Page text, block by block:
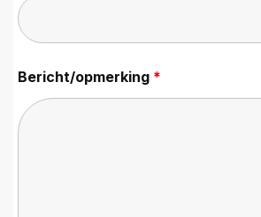
Bericht/opmerking *